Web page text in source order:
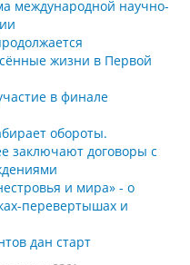
международной научно-
жизни в Первой
в финале
обороты.
заключают договоры с
и мира» - о
перевертышах и
дан старт